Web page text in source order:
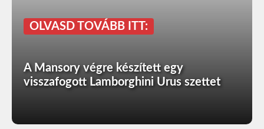
OLVASD TOVÁBB ITT:
A Mansory végre készített egy
visszafogott Lamborghini Urus szettet